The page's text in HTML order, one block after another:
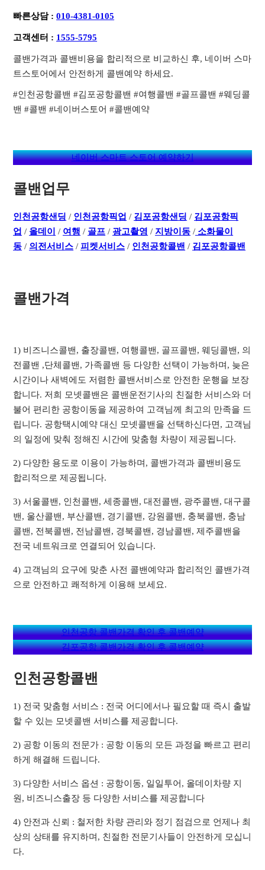
빠른상담 :010-4381-0105
고객센터 : 1555-5795
콜밴가격과 콜밴비용을 합리적으로 비교하신 후, 네이버 스마
트스토어에서 안전하게 콜밴예약 하세요.
#인천공항콜밴 #김포공항콜밴 #여행콜밴 #골프콜밴 #웨딩콜
밴 #콜밴 #네이버스토어 #콜밴예약
네이버 스마트 스토어 예약하기
콜밴업무
인천공항샌딩 / 인천공항픽업 / 김포공항샌딩 / 김포공항픽
업 / 올데이 / 여행 / 골프 / 광고촬영 /지방이동 /소화물이
동 / 의전서비스 /피켓서비스 / 인천공항콜밴 / 김포공항콜밴
콜밴가격
1) 비즈니스콜밴, 출장콜밴, 여행콜밴, 골프콜밴, 웨딩콜밴, 의
전콜밴 ,단체콜밴, 가족콜밴 등 다양한 선택이 가능하며, 늦은
시간이나 새벽에도 저렴한 콜밴서비스로 안전한 운행을 보장
합니다. 저희 모넷콜밴은 콜밴운전기사의 친절한 서비스와 더
불어 편리한 공항이동을 제공하여 고객님께 최고의 만족을 드
립니다. 공항택시예약 대신 모넷콜밴을 선택하신다면, 고객님
의 일정에 맞춰 정해진 시간에 맞춤형 차량이 제공됩니다.
2) 다양한 용도로 이용이 가능하며, 콜밴가격과 콜밴비용도
합리적으로 제공됩니다.
3) 서울콜밴, 인천콜밴, 세종콜밴, 대전콜밴, 광주콜밴, 대구콜
밴, 울산콜밴, 부산콜밴, 경기콜밴, 강원콜밴, 충북콜밴, 충남
콜밴, 전북콜밴, 전남콜밴, 경북콜밴, 경남콜밴, 제주콜밴을
전국 네트워크로 연결되어 있습니다.
4) 고객님의 요구에 맞춘 사전 콜밴예약과 합리적인 콜밴가격
으로 안전하고 쾌적하게 이용해 보세요.
인천공항 콜밴가격 확인 후 콜밴예약
김포공항 콜밴가격 확인 후 콜밴예약
인천공항콜밴
1) 전국 맞춤형 서비스 : 전국 어디에서나 필요할 때 즉시 출발
할 수 있는 모넷콜밴 서비스를 제공합니다.
2) 공항 이동의 전문가 : 공항 이동의 모든 과정을 빠르고 편리
하게 해결해 드립니다.
3) 다양한 서비스 옵션 : 공항이동, 일일투어, 올데이차량 지
원, 비즈니스출장 등 다양한 서비스를 제공합니다
4) 안전과 신뢰 : 철저한 차량 관리와 정기 점검으로 언제나 최
상의 상태를 유지하며, 친절한 전문기사들이 안전하게 모십니
다.